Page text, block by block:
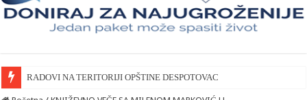
RADOVI NA TERITORIJI OPŠTINE DESPOTOVAC